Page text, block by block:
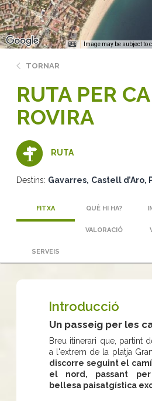
Image may be subject to
TORNAR
RUTA PER
ROVIRA
RUTA
Destins: Gavarres Castell d’Aro,
FITXA QUÈ HI HA?
VALORACIÓ
SERVEIS
Introducció
Un passeig per les
Breu itinerari que, partint
a l'extrem de la platja
discorre seguint el
el nord, passant
bellesa paisatgística